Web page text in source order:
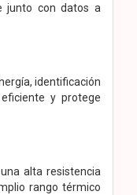
junto con datos a
identificación
y protege
alta resistencia
rango térmico